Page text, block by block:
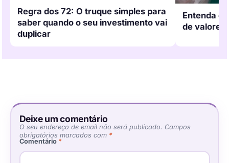
Regra dos 72: O truque simples para
saber quando o seu investimento vai
duplicar
Entenda o
de valores
Deixe um comentário
O seu endereço de email não será publicado. Campos
obrigatórios marcados com *
Comentário *